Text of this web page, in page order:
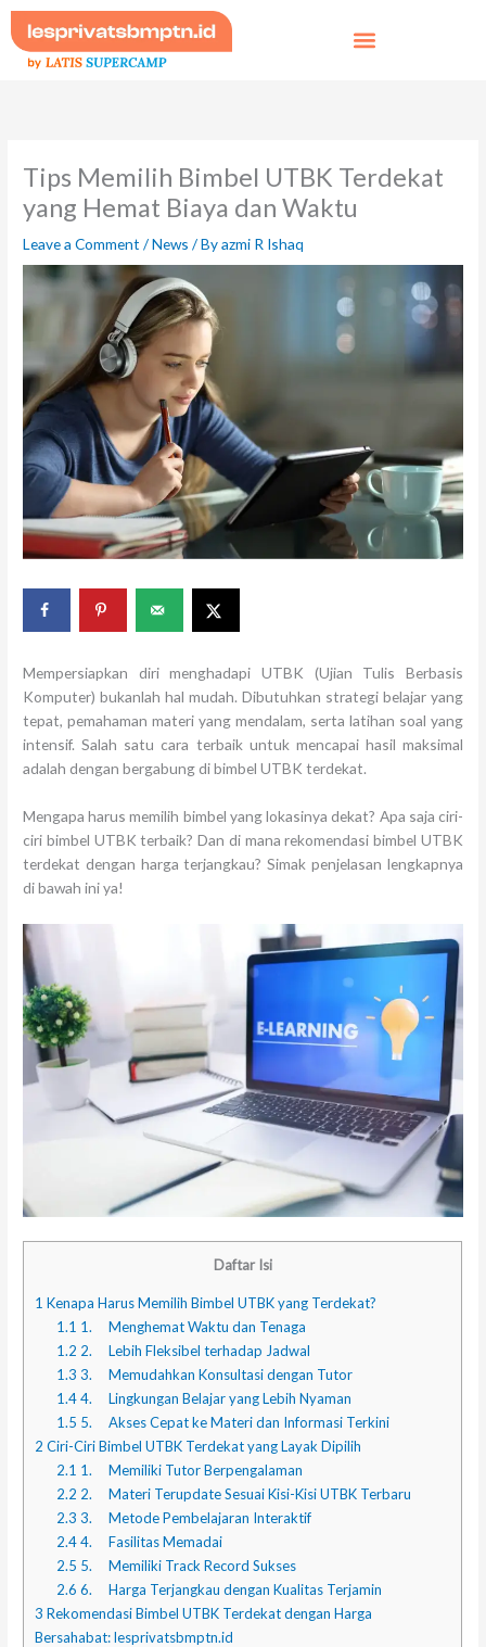
Skip
to
content
Tips Memilih Bimbel UTBK Terdekat
yang Hemat Biaya dan Waktu
Leave a Comment /News / Byazmi R Ishaq
Mempersiapkan diri menghadapi UTBK (Ujian Tulis Berbasis
Komputer) bukanlah hal mudah. Dibutuhkan strategi belajar yang
tepat, pemahaman materi yang mendalam, serta latihan soal yang
intensif. Salah satu cara terbaik untuk mencapai hasil maksimal
adalah dengan bergabung di bimbel UTBK terdekat.
Mengapa harus memilih bimbel yang lokasinya dekat? Apa saja ciri-
ciri bimbel UTBK terbaik? Dan di mana rekomendasi bimbel UTBK
terdekat dengan harga terjangkau? Simak penjelasan lengkapnya
di bawah ini ya!
Daftar Isi
1 Kenapa Harus Memilih Bimbel UTBK yang Terdekat?
1.1 1. Menghemat Waktu dan Tenaga
1.2 2. Lebih Fleksibel terhadap Jadwal
1.3 3. Memudahkan Konsultasi dengan Tutor
1.44. Lingkungan Belajar yang Lebih Nyaman
1.5 5. Akses Cepat ke Materi dan Informasi Terkini
2 Ciri-Ciri Bimbel UTBK Terdekat yang Layak Dipilih
2.1 1. Memiliki Tutor Berpengalaman
2.2 2. Materi Terupdate Sesuai Kisi-Kisi UTBK Terbaru
2.3 3. Metode Pembelajaran Interaktif
2.44. Fasilitas Memadai
2.5 5. Memiliki Track Record Sukses
2.6 6. Harga Terjangkau dengan Kualitas Terjamin
3 Rekomendasi Bimbel UTBK Terdekat dengan Harga
Bersahabat: lesprivatsbmptn.id